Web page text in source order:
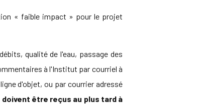
« faible impact » pour le projet
qualité de l'eau, passage des
à l'Institut par courriel à
d'objet, ou par courrier adressé
être reçus au plus tard à